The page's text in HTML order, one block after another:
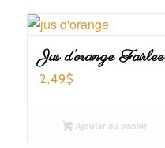
Jus d’orange Fairlee
2,49$
Ajouter au panier